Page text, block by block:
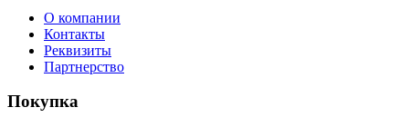
О компании
Контакты
Реквизиты
Партнерство
Покупка